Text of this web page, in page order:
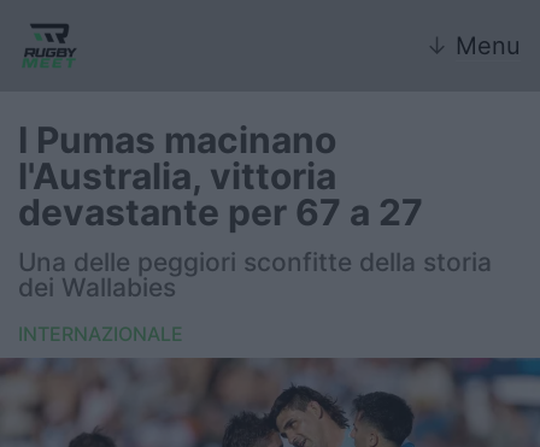
↓ Menu
Nazionale
Nazionali giovanili
FIR
Internazionale
I Pumas macinano
l'Australia, vittoria
devastante per 67 a 27
Una delle peggiori sconfitte della storia
dei Wallabies
INTERNAZIONALE